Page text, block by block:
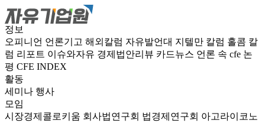
정보
오피니언 언론기고 해외칼럼 자유발언대 지텔만 칼럼 홀콤 칼
럼 리포트 이슈와자유 경제법안리뷰 카드뉴스 언론 속 cfe 논
평 CFE INDEX
활동
세미나 행사
모임
시장경제콜로키움 회사법연구회 법경제연구회 아고라이코노